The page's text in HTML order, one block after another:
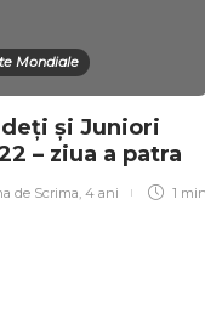
Mondiale
și Juniori
– ziua a patra
de Scrima, 4 ani
1 min